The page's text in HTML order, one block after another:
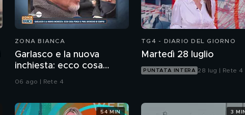
ZONA BIANCA
Garlasco e la nuova
inchiesta: ecco cosa
pensa il pool difensivo di
06 ago | Rete 4
TG4 - DIARIO DEL GIORNO
Martedì 28 luglio
PUNTATA INTERA 28 lug | Rete 4
54 MIN 3 MIN